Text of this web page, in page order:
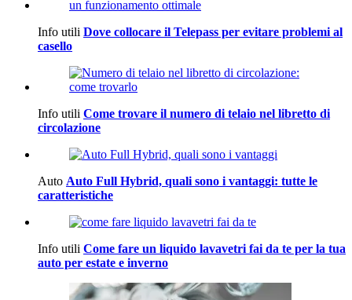
Info utili Dove collocare il Telepass per evitare problemi al
casello
Info utili Come trovare il numero di telaio nel libretto di
circolazione
Auto Auto Full Hybrid, quali sono i vantaggi: tutte le
caratteristiche
Info utili Come fare un liquido lavavetri fai da te per la tua
auto per estate e inverno